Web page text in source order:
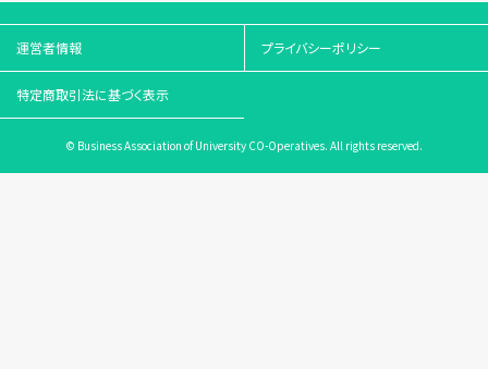
運営者情報 プライバシーポリシー
特定商取引法に基づく表示
© Business Association of University CO-Operatives. All rights reserved.